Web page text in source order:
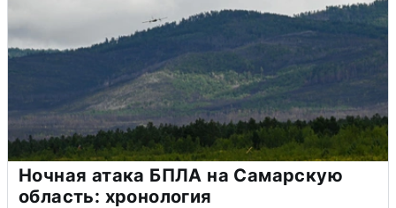
Ночная атака БПЛА на Самарскую
область: хронология